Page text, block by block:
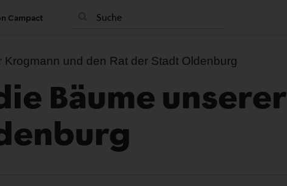
Campact
Krogmann und den Rat der Stadt Oldenburg
Bäume unserer